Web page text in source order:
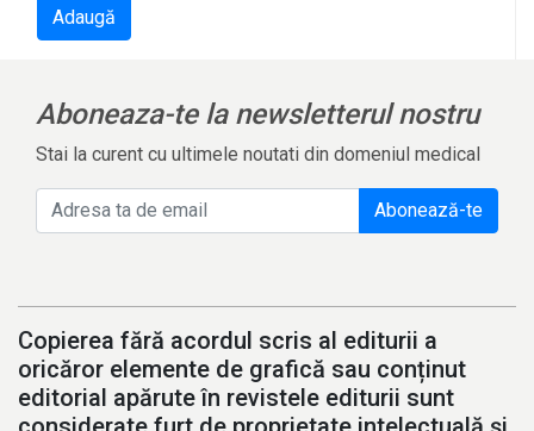
Adaugă
Aboneaza-te la newsletterul nostru
Stai la curent cu ultimele noutati din domeniul medical
Abonează-te
Copierea fără acordul scris al editurii a
oricăror elemente de grafică sau conținut
editorial apărute în revistele editurii sunt